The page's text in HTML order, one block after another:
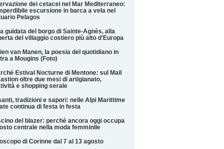
dei cetacei nel Mar Mediterraneo:
escursione in barca a vela nel
Pelagos
guidata del borgo di Sainte-Agnès, alla
del villaggio costiero più alto d'Europa
van Manen, la poesia del quotidiano in
a Mougins (Foto)
Estival Nocturne di Mentone: sul Mail
oltre due mesi di artigianato,
e shopping serale
tradizioni e sapori: nelle Alpi Marittime
continua di festa in festa
del blazer: perché ancora oggi occupa
centrale nella moda femminile
di Corinne dal 7 al 13 agosto